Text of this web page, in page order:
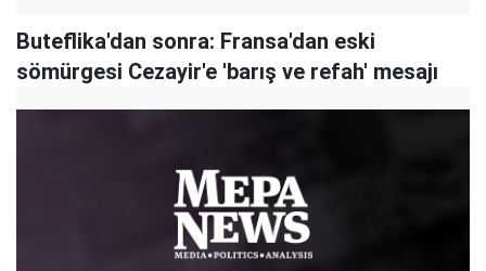
Buteflika'dan sonra: Fransa'dan eski
sömürgesi Cezayir'e 'barış ve refah' mesajı